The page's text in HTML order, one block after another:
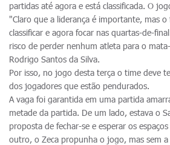
partidas até agora e está classificada. O
"Claro que a liderança é importante, mas
classificar e agora focar nas quartas-de-
risco de perder nenhum atleta para o
Rodrigo Santos da Silva.
Por isso, no jogo desta terça o time deve
dos jogadores que estão pendurados.
A vaga foi garantida em uma partida
metade da partida. De um lado, estava o
proposta de fechar-se e esperar os
outro, o Zeca propunha o jogo, mas sem a